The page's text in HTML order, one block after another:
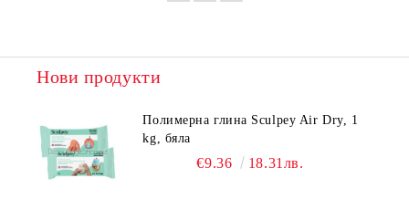
Нови продукти
Полимерна глина Sculpey Air Dry, 1
kg, бяла
€9.36 18.31лв.